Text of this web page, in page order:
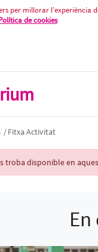
per millorar l’experiència
de cookies
/Fitxa Activitat
troba disponible en